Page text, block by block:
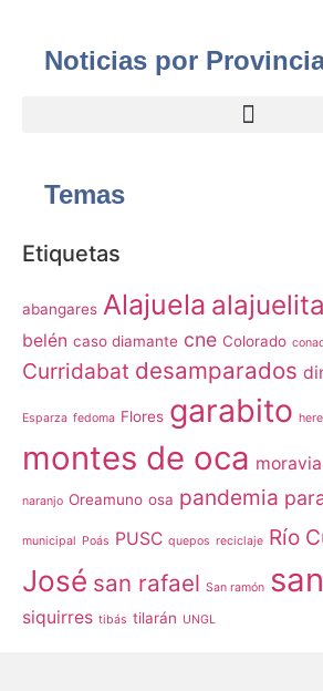
Noticias por
Temas
Etiquetas
abangares Alajuela alajuelita
belén caso diamante cne Colorado
Curridabat desamparados
Esparza fedoma Flores garabito
montes de oca moravia
naranjo Oreamuno osa pandemia
municipal Poás PUSC quepos reciclaje Río
José san rafael San ramón
siquirres tibás tilarán UNGL